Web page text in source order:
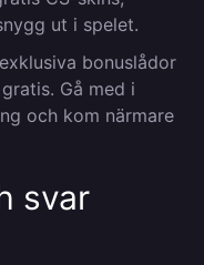
ut i spelet.
bonuslådor
Gå med i
och kom närmare
svar